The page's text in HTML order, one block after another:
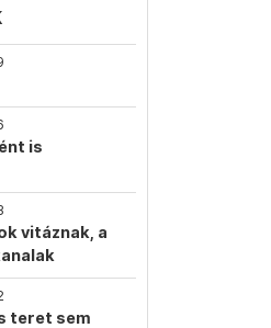
is
vitáznak, a
teret sem